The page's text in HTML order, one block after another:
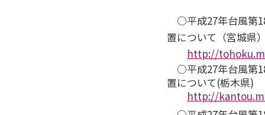
○平成27年台風第
置について（宮城県
http://
○平成27年台風第
置について(栃木県)
http://